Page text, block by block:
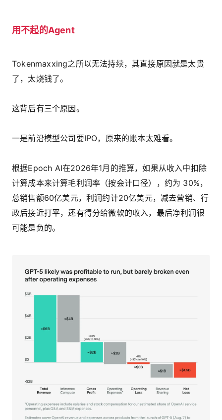
用不起的Agent
Tokenmaxxing之所以无法持续，其直接原因就是太贵
了，太烧钱了。
这背后有三个原因。
一是前沿模型公司要IPO，原来的账本太难看。
根据Epoch AI在2026年1月的推算，如果从收入中扣除
计算成本来计算毛利润率（按会计口径），约为 30%，
总销售额60亿美元，利润约计20亿美元，减去营销、行
政后接近打平，还有得分给微软的收入，最后净利润很
可能是负的。